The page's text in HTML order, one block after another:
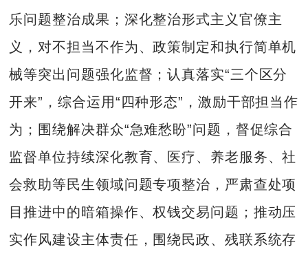
乐问题整治成果；深化整治形式主义官僚主
义，对不担当不作为、政策制定和执行简单机
械等突出问题强化监督；认真落实“三个区分
开来”，综合运用“四种形态”，激励干部担当作
为；围绕解决群众“急难愁盼”问题，督促综合
监督单位持续深化教育、医疗、养老服务、社
会救助等民生领域问题专项整治，严肃查处项
目推进中的暗箱操作、权钱交易问题；推动压
实作风建设主体责任，围绕民政、残联系统存